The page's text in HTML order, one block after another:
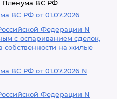
Пленума ВС РФ
ВС РФ от 01.07.2026
Федерации N
с оспариванием сделок,
собственности на жилые
ВС РФ от 01.07.2026 N
Федерации N